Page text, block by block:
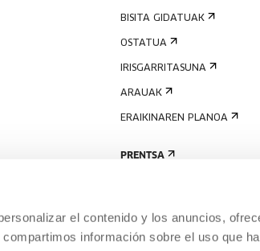
el contenido y los anuncios,
información sobre el uso que
BISITA GIDATUAK
OSTATUA
IRISGARRITASUNA
ARAUAK
ERAIKINAREN PLANOA
PRENTSA